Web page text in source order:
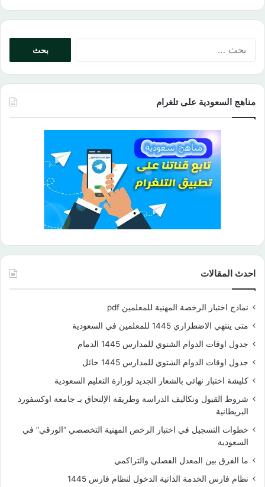
مناهج السعودية على تلغرام
احدث المقالات
نماذج اختبار الرخصة المهنية للمعلمين pdf
متى ينتهي الاضطراري 1445 للمعلمين في السعودية
جدول اوقات الدوام الشتوي للمدارس 1445 الدمام
جدول اوقات الدوام الشتوي للمدارس 1445 حائل
كليشة اختبار نهائي بالشعار الجديد لوزارة التعليم السعودية
شروط القبول وتكاليف الدراسة وطريقة الإلتحاق بـ جامعة اوكسفورد
البريطانية
خطوات التسجيل في اختبار الرخص المهنية التخصصي “الورقي” في
السعودية
ما الفرق بين المعدل الفصلي والتراكمي
نظام فارس الخدمة الذاتية الدخول لنظام فارس 1445